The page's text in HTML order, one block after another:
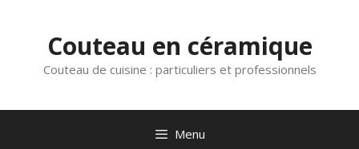
contenuCouteau en céramique
Couteau de cuisine : particuliers et professionnels
Menu